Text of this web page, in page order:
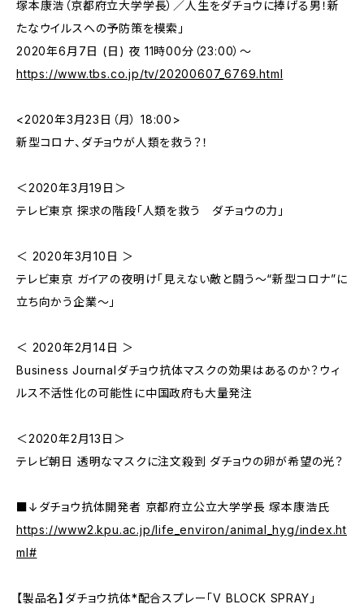
塚本康浩（京都府立大学学長）／人生をダチョウに捧げる男！新
たなウイルスへの予防策を模索」
2020年6月7日 (日) 夜 11時00分（23:00）〜
https://www.tbs.co.jp/tv/20200607_6769.html
<2020年3月23日（月） 18:00>
新型コロナ、ダチョウが人類を救う？！
＜2020年3月19日＞
テレビ東京 探求の階段「人類を救う ダチョウの力」
＜ 2020年3月10日 ＞
テレビ東京 ガイアの夜明け「見えない敵と闘う～“新型コロナ”に
立ち向かう企業～」
＜ 2020年2月14日 ＞
Business Journalダチョウ抗体マスクの効果はあるのか？ウィ
ルス不活性化の可能性に中国政府も大量発注
＜2020年2月13日＞
テレビ朝日 透明なマスクに注文殺到 ダチョウの卵が希望の光？
■↓ダチョウ抗体開発者 京都府立公立大学学長 塚本康浩氏
https://www2.kpu.ac.jp/life_environ/animal_hyg/index.ht
ml#
【製品名】ダチョウ抗体*配合スプレー「V BLOCK SPRAY」